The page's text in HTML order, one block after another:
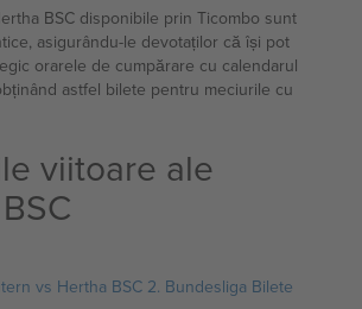
BSC disponibile prin Ticombo sunt
asigurându-le devotaților că își pot
orarele de cumpărare cu calendarul
astfel bilete pentru meciurile cu
viitoare ale
vs Hertha BSC 2. Bundesliga Bilete